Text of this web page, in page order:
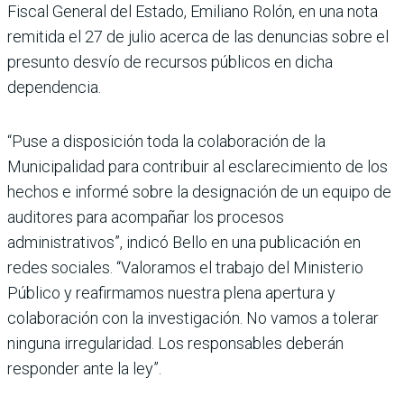
Fiscal General del Estado, Emiliano Rolón, en una nota
remitida el 27 de julio acerca de las denuncias sobre el
presunto desvío de recursos públicos en dicha
dependencia.
“Puse a disposición toda la colaboración de la
Municipalidad para contribuir al esclarecimiento de los
hechos e informé sobre la designación de un equipo de
auditores para acompañar los procesos
administrativos”, indicó Bello en una publicación en
redes sociales. “Valoramos el trabajo del Ministerio
Público y reafirmamos nuestra plena apertura y
colaboración con la investigación. No vamos a tolerar
ninguna irregularidad. Los responsables deberán
responder ante la ley”.